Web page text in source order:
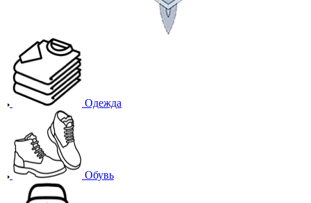
Одежда
Обувь